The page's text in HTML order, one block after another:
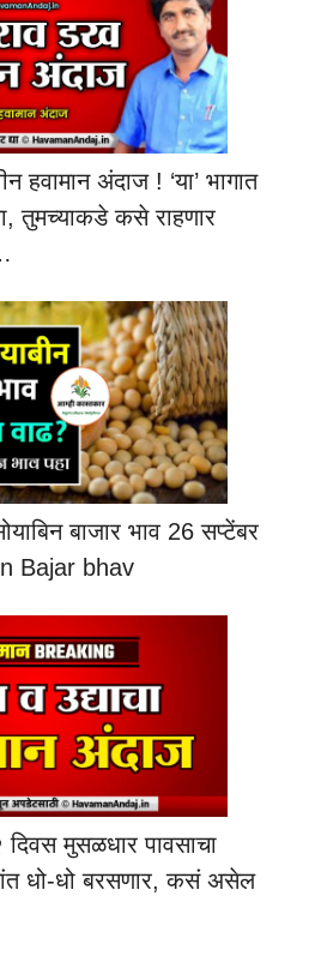
हवामान अंदाज ! ‘या’ भागात
तुमच्याकडे कसे राहणार
बाजार भाव 26 सप्टेंबर
Bajar bhav
दिवस मुसळधार पावसाचा
धो-धो बरसणार, कसं असेल